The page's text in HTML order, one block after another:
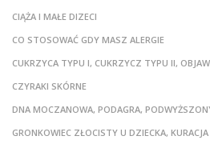
CIĄŻA I MAŁE DIZECI
CO STOSOWAĆ GDY MASZ ALERGIE
CUKRZYCA TYPU I, CUKRZYCZ TYPU II,
CZYRAKI SKÓRNE
DNA MOCZANOWA, PODAGRA,
GRONKOWIEC ZŁOCISTY U DZIECKA,